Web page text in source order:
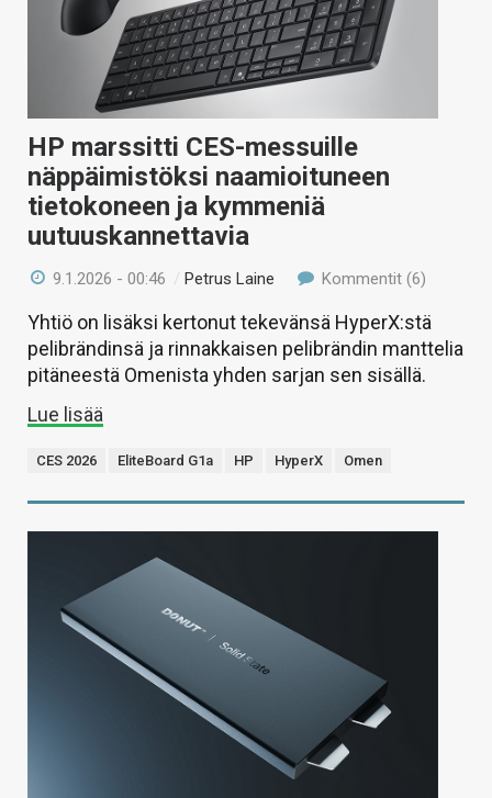
HP marssitti CES-messuille
näppäimistöksi naamioituneen
tietokoneen ja kymmeniä
uutuuskannettavia
9.1.2026 - 00:46 /Petrus Laine Kommentit (6)
Yhtiö on lisäksi kertonut tekevänsä HyperX:stä
pelibrändinsä ja rinnakkaisen pelibrändin manttelia
pitäneestä Omenista yhden sarjan sen sisällä.
Lue lisää
CES 2026 EliteBoard G1a HP HyperX Omen